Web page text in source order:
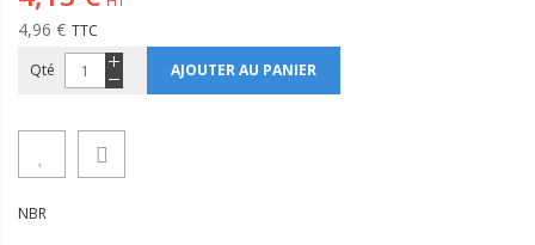
4,96 €
Qté AJOUTER AU PANIER
NBR